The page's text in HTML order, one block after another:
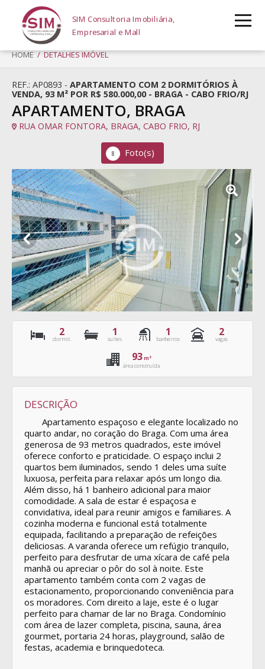
SIM Consultoria Imobiliária,
Empresarial e Mall
HOME/ DETALHES IMÓVEL
REF.: AP0893 - APARTAMENTO COM 2 DORMITÓRIOS À
VENDA, 93 M² POR R$ 580.000,00 - BRAGA - CABO FRIO/RJ
APARTAMENTO, BRAGA
RUA OMAR FONTORA, BRAGA, CABO FRIO, RJ
8 Foto(s)
2
dormit.
1
suítes
1
banheiros
2
vagas
93 m²
área construída
DESCRIÇÃO
Apartamento espaçoso e elegante localizado no
quarto andar, no coração do Braga. Com uma área
generosa de 93 metros quadrados, este imóvel
oferece conforto e praticidade. O espaço inclui 2
quartos bem iluminados, sendo 1 deles uma suíte
luxuosa, perfeita para relaxar após um longo dia.
Além disso, há 1 banheiro adicional para maior
comodidade. A sala de estar é espaçosa e
convidativa, ideal para reunir amigos e familiares. A
cozinha moderna e funcional está totalmente
equipada, facilitando a preparação de refeições
deliciosas. A varanda oferece um refúgio tranquilo,
perfeito para desfrutar de uma xícara de café pela
manhã ou apreciar o pôr do sol à noite. Este
apartamento também conta com 2 vagas de
estacionamento, proporcionando conveniência para
os moradores. Com direito a laje, este é o lugar
perfeito para chamar de lar no Braga. Condomínio
com área de lazer completa, piscina, sauna, área
gourmet, portaria 24 horas, playground, salão de
festas, academia e brinquedoteca.